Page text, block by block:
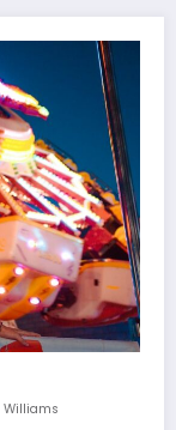
Williams